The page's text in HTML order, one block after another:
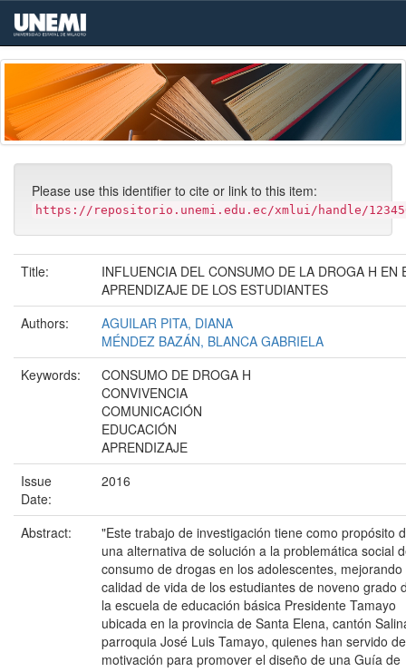
Skip
navigation
Please use this identifier to cite or link to this item:
https://repositorio.unemi.edu.ec/xmlui/handle/
Title:
INFLUENCIA DEL CONSUMO DE LA DROGA H EN
APRENDIZAJE DE LOS ESTUDIANTES
Authors:
AGUILAR PITA, DIANA
MÉNDEZ BAZÁN, BLANCA GABRIELA
Keywords:
CONSUMO DE DROGA H
CONVIVENCIA
COMUNICACIÓN
EDUCACIÓN
APRENDIZAJE
Issue
Date:
2016
Abstract:
"Este trabajo de investigación tiene como propósito
una alternativa de solución a la problemática social
consumo de drogas en los adolescentes, mejorando
calidad de vida de los estudiantes de noveno grado
la escuela de educación básica Presidente Tamayo
ubicada en la provincia de Santa Elena, cantón
parroquia José Luis Tamayo, quienes han servido de
motivación para promover el diseño de una Guía de